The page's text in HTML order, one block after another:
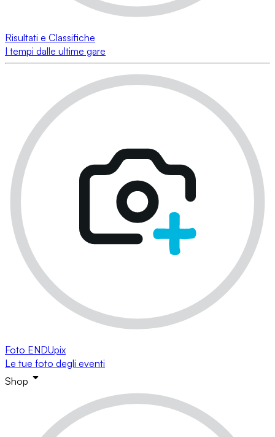
Risultati e Classifiche
I tempi dalle ultime gare
Foto ENDUpix
Le tue foto degli eventi
Shop